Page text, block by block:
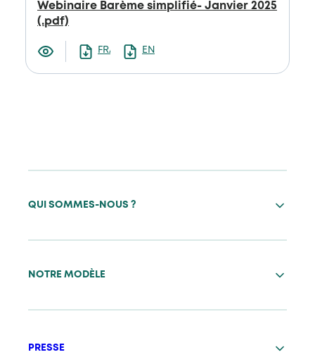
Webinaire Barème simplifié- Janvier 2025
(.pdf)
FRANCAISENGLISH
QUI SOMMES-NOUS ?
NOTRE MODÈLE
PRESSE